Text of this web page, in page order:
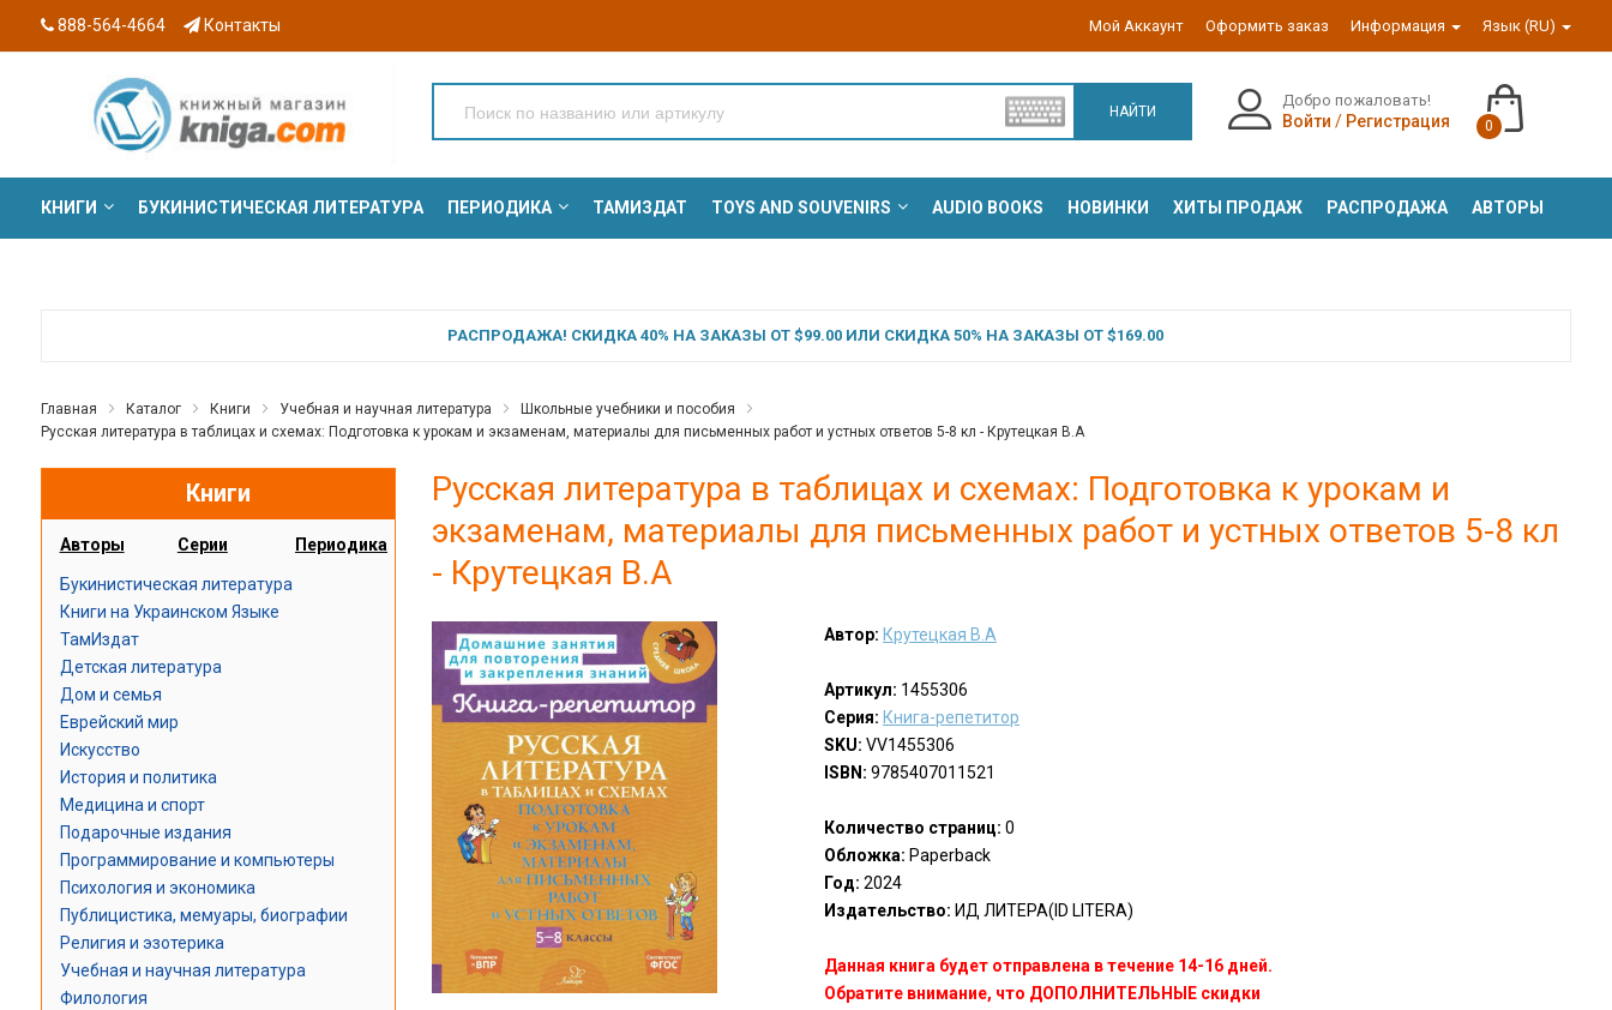
888-564-4664 Контакты Мой Аккаунт Оформить заказ Информация Язык (RU)
НАЙТИ
Добро пожаловать!
Войти / Регистрация 0
КНИГИ БУКИНИСТИЧЕСКАЯ ЛИТЕРАТУРА ПЕРИОДИКА ТАМИЗДАТ TOYS AND SOUVENIRS AUDIO BOOKS НОВИНКИ ХИТЫ ПРОДАЖ РАСПРОДАЖА АВТОРЫ
РАСПРОДАЖА! СКИДКА 40% НА ЗАКАЗЫ ОТ $99.00 ИЛИ СКИДКА 50% НА ЗАКАЗЫ ОТ $169.00
Главная Каталог Книги Учебная и научная литература
Школьные учебники и пособия
Русская литература в таблицах и схемах: Подготовка к урокам и экзаменам, материалы для письменных работ и устных ответов 5-8 кл - Крутецкая В.А
Книги
Авторы Серии Периодика
Букинистическая литература
Книги на Украинском Языке
ТамИздат
Детская литература
Дом и семья
Еврейский мир
Искусство
История и политика
Медицина и спорт
Подарочные издания
Программирование и компьютеры
Психология и экономика
Публицистика, мемуары, биографии
Религия и эзотерика
Учебная и научная литература
Филология
Русская литература в таблицах и схемах: Подготовка к урокам и
экзаменам, материалы для письменных работ и устных ответов 5-8 кл
- Крутецкая В.А
Автор: Крутецкая В.А
Артикул: 1455306
Серия: Книга-репетитор
SKU: VV1455306
ISBN: 9785407011521
Количество страниц: 0
Обложка: Paperback
Год: 2024
Издательство: ИД ЛИТЕРА(ID LITERA)
Данная книга будет отправлена в течение 14-16 дней.
Обратите внимание, что ДОПОЛНИТЕЛЬНЫЕ скидки